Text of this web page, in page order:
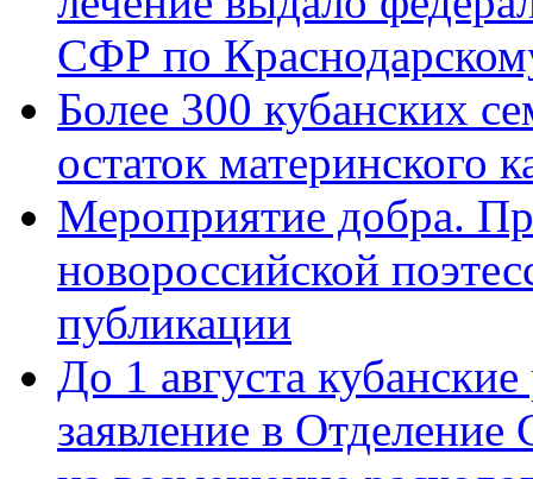
СФР по
Более 300 кубанских
остаток материнского
Мероприятие добра.
новороссийской
публикации
До 1 августа
заявление в